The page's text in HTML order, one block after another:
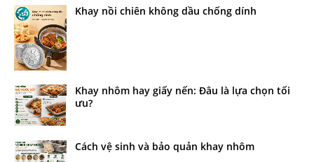
Khay nồi chiên không dầu chống dính
Khay nhôm hay giấy nến: Đâu là lựa chọn tối
ưu?
Cách vệ sinh và bảo quản khay nhôm